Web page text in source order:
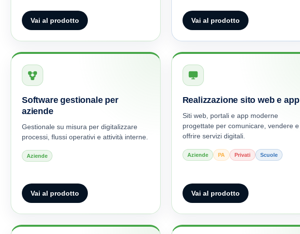
Vai al prodotto Vai al prodotto
Software gestionale per
aziende
Gestionale su misura per digitalizzare
processi, flussi operativi e attività interne.
Aziende
Vai al prodotto
Realizzazione sito web e app
Siti web, portali e app moderne
progettate per comunicare, vendere e
offrire servizi digitali.
Aziende PA Privati Scuole
Vai al prodotto